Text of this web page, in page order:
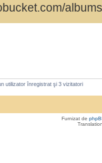
utilizator înregistrat şi 3 vizitatori
Furnizat de